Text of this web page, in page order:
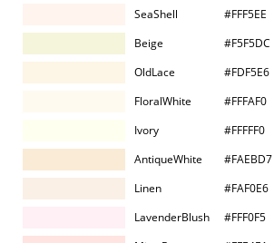
SeaShell
#FFF5EE
Beige
#F5F5DC
OldLace
#FDF5E6
FloralWhite
#FFFAF0
Ivory
#FFFFF0
AntiqueWhite
#FAEBD7
Linen
#FAF0E6
LavenderBlush
#FFF0F5